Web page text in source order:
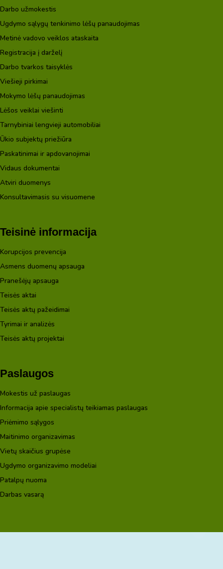
Darbo užmokestis
Ugdymo sąlygų tenkinimo lėšų panaudojimas
Metinė vadovo veiklos ataskaita
Registracija į darželį
Darbo tvarkos taisyklės
Viešieji pirkimai
Mokymo lėšų panaudojimas
Lėšos veiklai viešinti
Tarnybiniai lengvieji automobiliai
Ūkio subjektų priežiūra
Paskatinimai ir apdovanojimai
Vidaus dokumentai
Atviri duomenys
Konsultavimasis su visuomene
Teisinė informacija
Korupcijos prevencija
Asmens duomenų apsauga
Pranešėjų apsauga
Teisės aktai
Teisės aktų pažeidimai
Tyrimai ir analizės
Teisės aktų projektai
Paslaugos
Mokestis už paslaugas
Informacija apie specialistų teikiamas paslaugas
Priėmimo sąlygos
Maitinimo organizavimas
Vietų skaičius grupėse
Ugdymo organizavimo modeliai
Patalpų nuoma
Darbas vasarą